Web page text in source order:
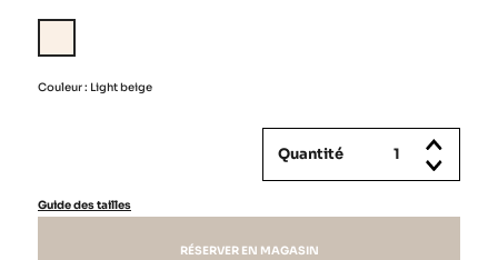
beige
Couleur : Light beige
Quantité
Guide des tailles
RÉSERVER EN MAGASIN